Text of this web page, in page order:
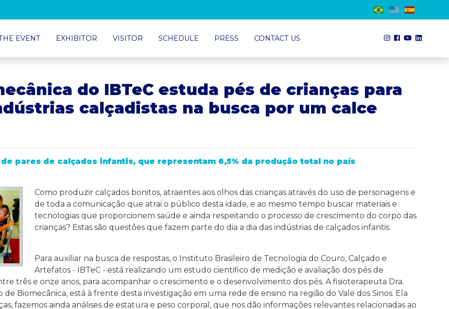
EVENT EXHIBITOR VISITOR SCHEDULE PRESS CONTACT US
do IBTeC estuda pés de crianças para
calçadistas na busca por um calce
pares de calçados infantis, que representam 6,5% da produção total no país
Como produzir calçados bonitos, atraentes aos olhos das crianças através do uso de personagens e
de toda a comunicação que atrai o público desta idade, e ao mesmo tempo buscar materiais e
tecnologias que proporcionem saúde e ainda respeitando o processo de crescimento do corpo das
crianças? Estas são questões que fazem parte do dia a dia das indústrias de calçados infantis.
Para auxiliar na busca de respostas, o Instituto Brasileiro de Tecnologia do Couro, Calçado e
Artefatos - IBTeC - está realizando um estudo cientifico de medição e avaliação dos pés de
três e onze anos, para acompanhar o crescimento e o desenvolvimento dos pés. A fisioterapeuta Dra.
Biomecânica, está à frente desta investigação em uma rede de ensino na região do Vale dos Sinos. Ela
fazemos ainda análises de estatura e peso corporal, que nos dão informações relevantes relacionadas ao